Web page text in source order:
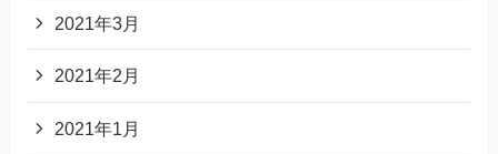
2021年3月
2021年2月
2021年1月